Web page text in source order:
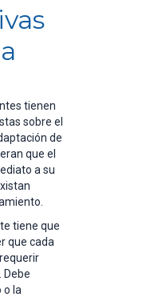
tienen
sobre el
de
que el
a su
tiene que
que cada
Debe
o la